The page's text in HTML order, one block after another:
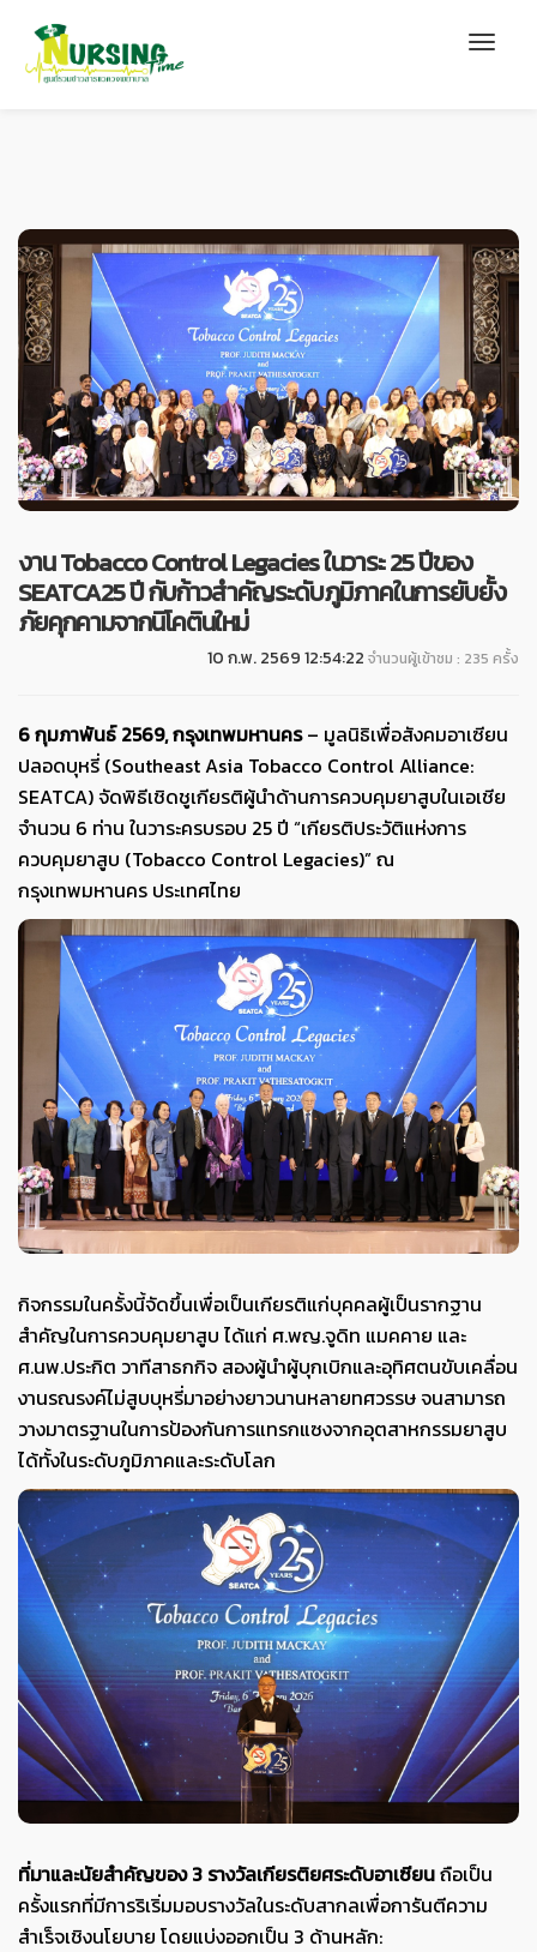
งาน Tobacco Control Legacies ในวาระ 25 ปีของ
SEATCA25 ปี กับก้าวสำคัญระดับภูมิภาคในการยับยั้ง
ภัยคุกคามจากนิโคตินใหม่
10 ก.พ. 2569 12:54:22 จำนวนผู้เข้าชม : 235 ครั้ง
6กุมภาพันธ์ 2569,กรุงเทพมหานคร– มูลนิธิเพื่อสังคมอาเซียน
ปลอดบุหรี่ (Southeast Asia Tobacco Control Alliance:
SEATCA) จัดพิธีเชิดชูเกียรติผู้นำด้านการควบคุมยาสูบในเอเชีย
จำนวน 6 ท่าน ในวาระครบรอบ 25 ปี “เกียรติประวัติแห่งการ
ควบคุมยาสูบ (Tobacco Control Legacies)” ณ
กรุงเทพมหานคร ประเทศไทย
กิจกรรมในครั้งนี้จัดขึ้นเพื่อเป็นเกียรติแก่บุคคลผู้เป็นรากฐาน
สำคัญในการควบคุมยาสูบ ได้แก่ ศ.พญ.จูดิท แมคคาย และ
ศ.นพ.ประกิต วาทีสาธกกิจ สองผู้นำผู้บุกเบิกและอุทิศตนขับเคลื่อน
งานรณรงค์ไม่สูบบุหรี่มาอย่างยาวนานหลายทศวรรษ จนสามารถ
วางมาตรฐานในการป้องกันการแทรกแซงจากอุตสาหกรรมยาสูบ
ได้ทั้งในระดับภูมิภาคและระดับโลก
ที่มาและนัยสำคัญของ 3 รางวัลเกียรติยศระดับอาเซียนถือเป็น
ครั้งแรกที่มีการริเริ่มมอบรางวัลในระดับสากลเพื่อการันตีความ
สำเร็จเชิงนโยบาย โดยแบ่งออกเป็น 3 ด้านหลัก: